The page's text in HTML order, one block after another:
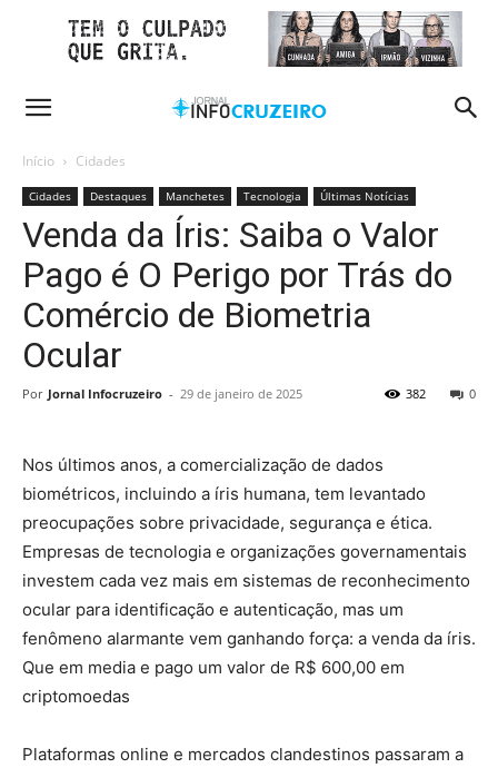
Início Cidades
Cidades Destaques Manchetes Tecnologia Últimas Notícias
Venda da Íris: Saiba o Valor
Pago é O Perigo por Trás do
Comércio de Biometria
Ocular
Por Jornal Infocruzeiro - 29 de janeiro de 2025 0
382
Nos últimos anos, a comercialização de dados
biométricos, incluindo a íris humana, tem levantado
preocupações sobre privacidade, segurança e ética.
Empresas de tecnologia e organizações governamentais
investem cada vez mais em sistemas de reconhecimento
ocular para identificação e autenticação, mas um
fenômeno alarmante vem ganhando força: a venda da íris.
Que em media e pago um valor de R$ 600,00 em
criptomoedas
Plataformas online e mercados clandestinos passaram a